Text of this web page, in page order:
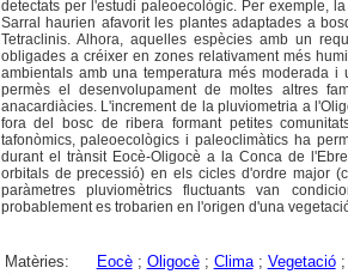
detectats per l'estudi paleoecològic. Per exemple,
Sarral haurien afavorit les plantes adaptades a
Tetraclinis. Alhora, aquelles espècies amb un
obligades a créixer en zones relativament més
ambientals amb una temperatura més moderada
permès el desenvolupament de moltes altres
anacardiàcies. L'increment de la pluviometria a
fora del bosc de ribera formant petites
tafonòmics, paleoecològics i paleoclimàtics ha
durant el trànsit Eocè-Oligocè a la Conca de
orbitals de precessió) en els cicles d'ordre major
paràmetres pluviomètrics fluctuants van
probablement es trobarien en l'origen d'una
Matèries: Eocè; Oligocè; Clima; Vegetació;